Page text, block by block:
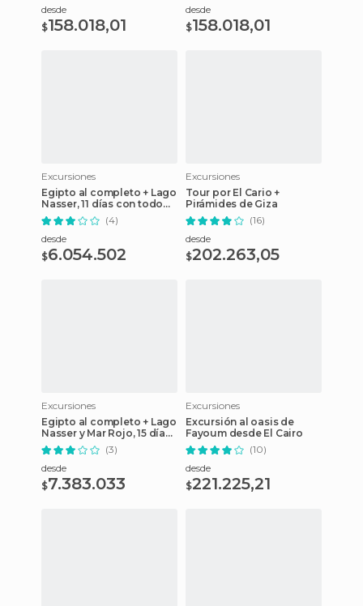
desde
$158.018,01
desde
$158.018,01
Excursiones
Egipto al completo + Lago
Nasser, 11 días con todo
incluido
(4)
desde
$6.054.502
Excursiones
Tour por El Cario +
Pirámides de Giza
(16)
desde
$202.263,05
Excursiones
Egipto al completo + Lago
Nasser y Mar Rojo, 15 días
todo incluido(3)
desde
$7.383.033
Excursiones
Excursión al oasis de
Fayoum desde El Cairo
(10)
desde
$221.225,21